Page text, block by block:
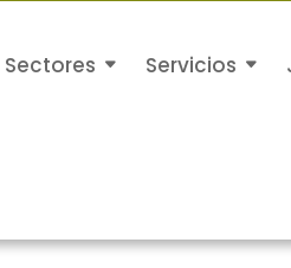
Sectores Servicios